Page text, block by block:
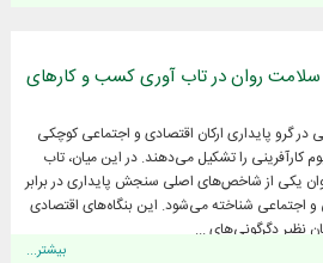
روان در تاب آوری کسب و کارهای
در گرو پایداری ارکان اقتصادی و اجتماعی کوچکی
را تشکیل می‌دهند. در این میان، تاب
یکی از شاخص‌های اصلی سنجش پایداری در برابر
اجتماعی شناخته می‌شود. این بنگاه‌های اقتصادی
نظیر دگرگونی‌های ...
بیشتر...